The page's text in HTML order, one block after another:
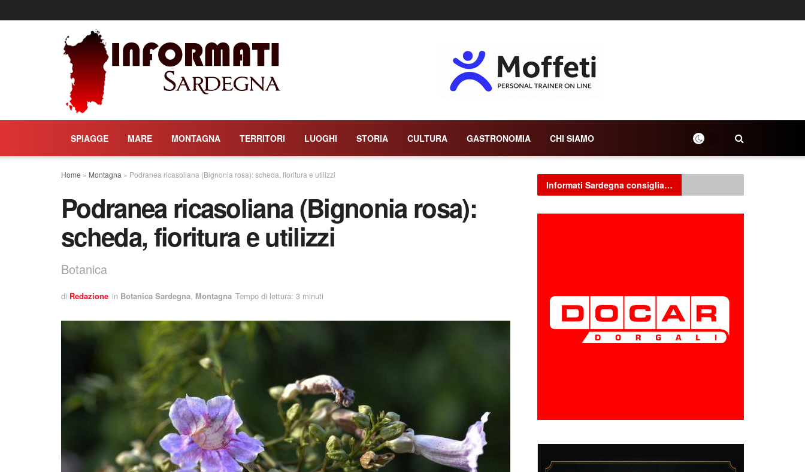
SPIAGGE MARE MONTAGNA TERRITORI LUOGHI STORIA CULTURA GASTRONOMIA CHI SIAMO
Home » Montagna » Podranea ricasoliana (Bignonia rosa): scheda, fioritura e utilizzi
Podranea ricasoliana (Bignonia rosa):
scheda, fioritura e utilizzi
Botanica
di Redazione in Botanica Sardegna, Montagna Tempo di lettura: 3 minuti
Informati Sardegna consiglia…